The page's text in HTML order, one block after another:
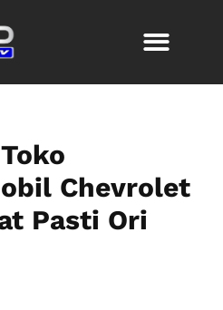
Chevrolet
Pasti Ori